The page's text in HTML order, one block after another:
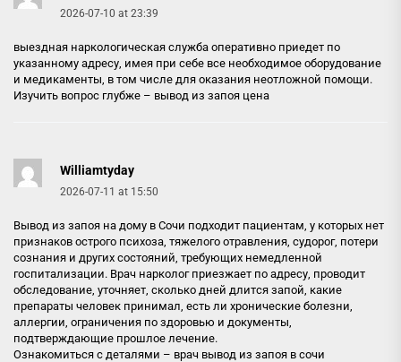
2026-07-10 at 23:39
выездная наркологическая служба оперативно приедет по
указанному адресу, имея при себе все необходимое оборудование
и медикаменты, в том числе для оказания неотложной помощи.
Изучить вопрос глубже – вывод из запоя цена
Williamtyday
2026-07-11 at 15:50
Вывод из запоя на дому в Сочи подходит пациентам, у которых нет
признаков острого психоза, тяжелого отравления, судорог, потери
сознания и других состояний, требующих немедленной
госпитализации. Врач нарколог приезжает по адресу, проводит
обследование, уточняет, сколько дней длится запой, какие
препараты человек принимал, есть ли хронические болезни,
аллергии, ограничения по здоровью и документы,
подтверждающие прошлое лечение.
Ознакомиться с деталями – врач вывод из запоя в сочи